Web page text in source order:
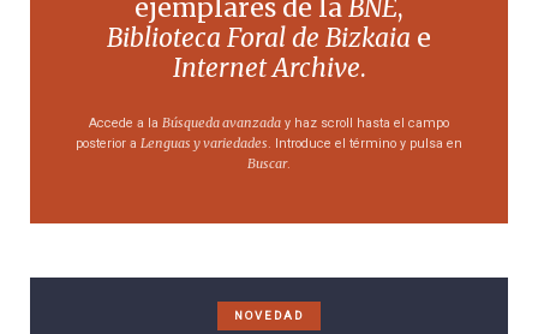
ejemplares de laBNE,
Biblioteca Foral de Bizkaia e
Internet Archive.
Accede a la Búsqueda avanzada y haz scroll hasta el campo
posterior a Lenguas y variedades. Introduce el término y pulsa en
Buscar.
NOVEDAD